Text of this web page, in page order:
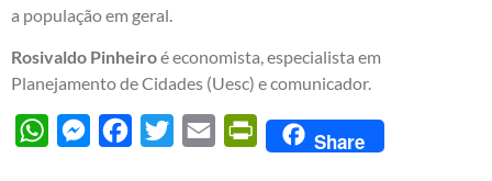
a população em geral.
Rosivaldo Pinheiroé economista, especialista em
Planejamento de Cidades (Uesc) e comunicador.
WhatsAppMessengerFacebook
Twitter Email PrintFriendly
Share